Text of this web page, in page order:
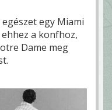
egy Miami
a konfhoz,
Dame meg